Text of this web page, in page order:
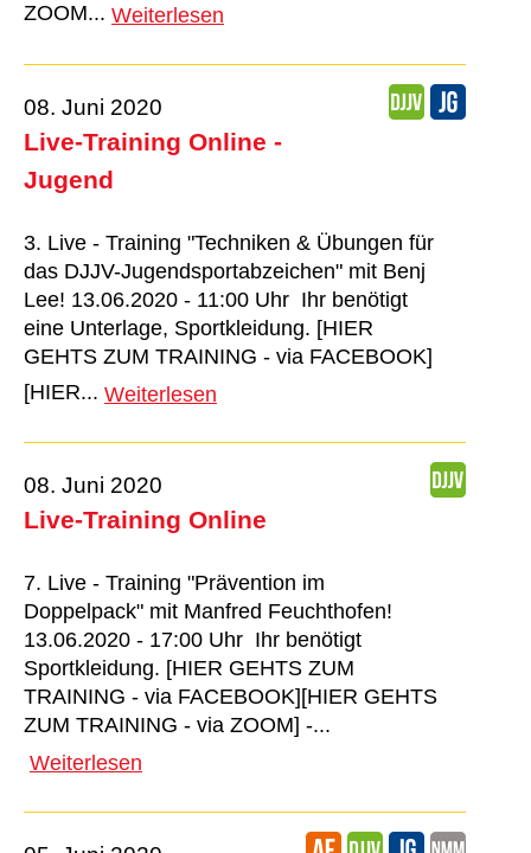
ZOOM... Weiterlesen
08. Juni 2020
Live-Training Online -
Jugend
3. Live - Training "Techniken & Übungen für
das DJJV-Jugendsportabzeichen" mit Benj
Lee! 13.06.2020 - 11:00 Uhr Ihr benötigt
eine Unterlage, Sportkleidung. [HIER
GEHTS ZUM TRAINING - via FACEBOOK]
[HIER... Weiterlesen
08. Juni 2020
Live-Training Online
7. Live - Training "Prävention im
Doppelpack" mit Manfred Feuchthofen!
13.06.2020 - 17:00 Uhr Ihr benötigt
Sportkleidung. [HIER GEHTS ZUM
TRAINING - via FACEBOOK][HIER GEHTS
ZUM TRAINING - via ZOOM] -...
Weiterlesen